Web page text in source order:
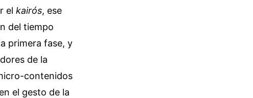
el kairós, ese
del tiempo
primera fase, y
de la
contenidos
el gesto de la